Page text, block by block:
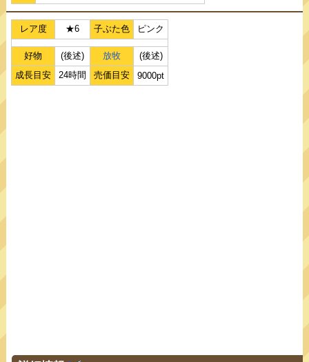
レア度 ★6 子ぶた色 ピンク
好物 (後述) 放牧
(後述)
成長目安
24時間 売価目安 9000pt